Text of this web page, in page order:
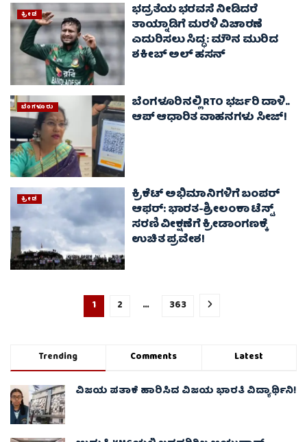
ಕ್ರೀಡೆ ಭದ್ರತೆಯ ಭರವಸೆ ನೀಡಿದರೆ
ತಾಯ್ನಾಡಿಗೆ ಮರಳಿ ವಿಚಾರಣೆ
ಎದುರಿಸಲು ಸಿದ್ಧ : ಮೌನ ಮುರಿದ
ಶಕೀಬ್ ಅಲ್ ಹಸನ್
ಬೆಂಗಳೂರು ಬೆಂಗಳೂರಿನಲ್ಲಿ RTO ಭರ್ಜರಿ ದಾಳಿ..
ಆಪ್ ಆಧಾರಿತ ವಾಹನಗಳು ಸೀಜ್‌!
ಕ್ರೀಡೆ ಕ್ರಿಕೆಟ್ ಅಭಿಮಾನಿಗಳಿಗೆ ಬಂಪರ್
ಆಫರ್: ಭಾರತ-ಶ್ರೀಲಂಕಾ ಟೆಸ್ಟ್
ಸರಣಿ ವೀಕ್ಷಣೆಗೆ ಕ್ರೀಡಾಂಗಣಕ್ಕೆ
ಉಚಿತ ಪ್ರವೇಶ!
1 2 … 363
Trending Comments Latest
ವಿಜಯ ಪತಾಕೆ ಹಾರಿಸಿದ ವಿಜಯ ಭಾರತಿ ವಿದ್ಯಾರ್ಥಿನಿ!